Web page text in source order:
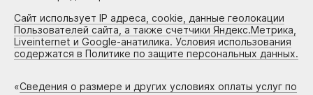
Сайт использует IP адреса, cookie, данные геолокации
Пользователей сайта, а также счетчики Яндекс.Метрика,
Liveinternet и Google-анатилика. Условия использования
содержатся в Политике по защите персональных данных.
«Сведения о размере и других условиях оплаты услуг по